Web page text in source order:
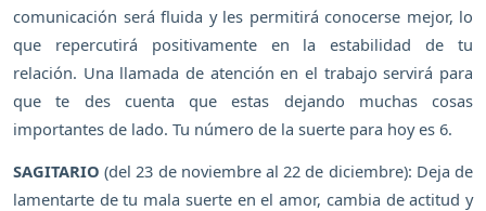
comunicación será fluida y les permitirá conocerse mejor, lo
que repercutirá positivamente en la estabilidad de tu
relación. Una llamada de atención en el trabajo servirá para
que te des cuenta que estas dejando muchas cosas
importantes de lado. Tu número de la suerte para hoy es 6.
SAGITARIO (del 23 de noviembre al 22 de diciembre): Deja de
lamentarte de tu mala suerte en el amor, cambia de actitud y